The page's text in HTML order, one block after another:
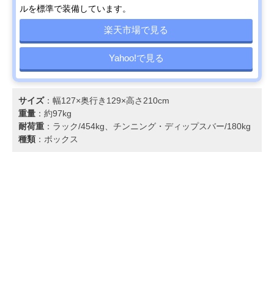
ルを標準で装備しています。
楽天市場で見る
Yahoo!で見る
サイズ：幅127×奥行き129×高さ210cm
重量 ：約97kg
耐荷重 ：ラック/454kg、チンニング・ディップスバー/180kg
種類 ：ボックス